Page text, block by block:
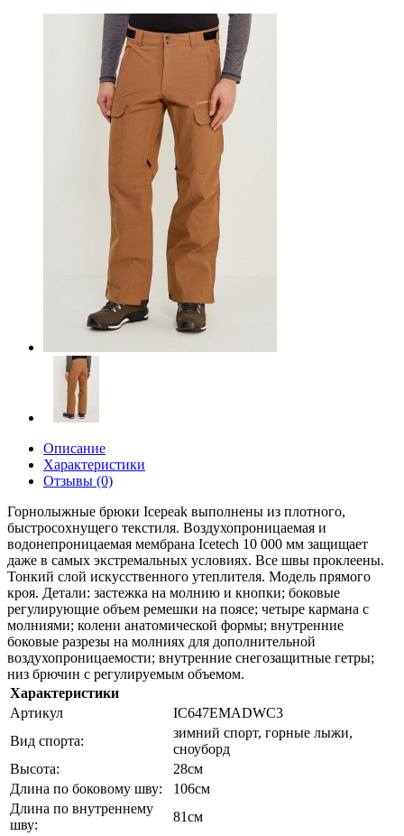
Описание
Характеристики
Отзывы (0)
Горнолыжные брюки Icepeak выполнены из плотного,
быстросохнущего текстиля. Воздухопроницаемая и
водонепроницаемая мембрана Icetech 10 000 мм защищает
даже в самых экстремальных условиях. Все швы проклеены.
Тонкий слой искусственного утеплителя. Модель прямого
кроя. Детали: застежка на молнию и кнопки; боковые
регулирующие объем ремешки на поясе; четыре кармана с
молниями; колени анатомической формы; внутренние
боковые разрезы на молниях для дополнительной
воздухопроницаемости; внутренние снегозащитные гетры;
низ брючин с регулируемым объемом.
Характеристики
Артикул
IC647EMADWC3
Вид спорта:
зимний спорт, горные лыжи,
сноуборд
Высота:
28см
Длина по боковому шву:
106см
Длина по внутреннему
шву:
81см